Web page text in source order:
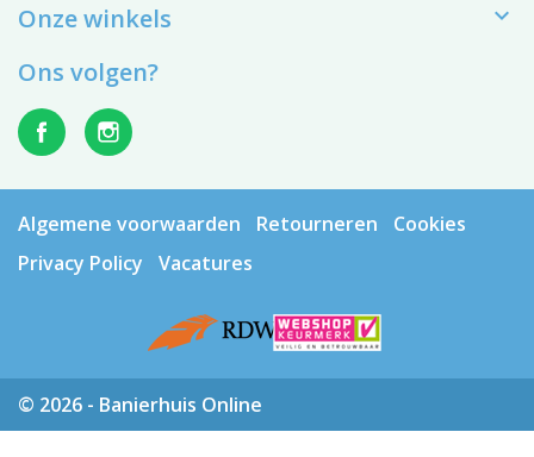
Onze winkels 
Ons volgen?
Algemene voorwaarden Retourneren
Cookies
Privacy Policy
Vacatures
© 2026 - Banierhuis Online